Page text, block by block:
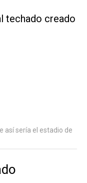
así sería el estadio de